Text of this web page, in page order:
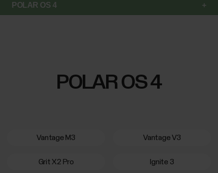
POLAR OS 4
POLAR OS 4
Vantage M3 Vantage V3
Grit X2 Pro Ignite 3